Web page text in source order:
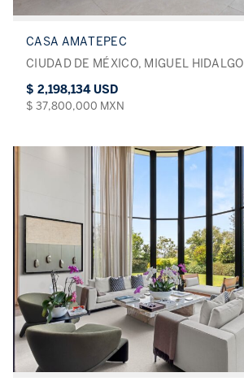
CASA AMATEPEC
CIUDAD DE MÉXICO, MIGUEL HIDALGO
$ 2,198,134 USD
$ 37,800,000 MXN